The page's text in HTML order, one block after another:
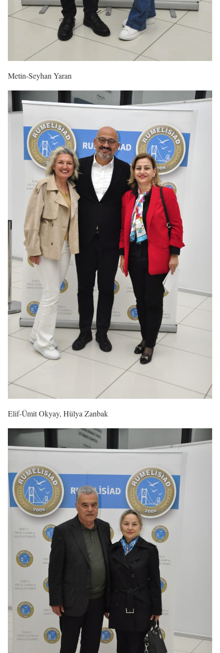
Metin-Seyhan Yaran
Elif-Ümit Okyay, Hülya Zanbak